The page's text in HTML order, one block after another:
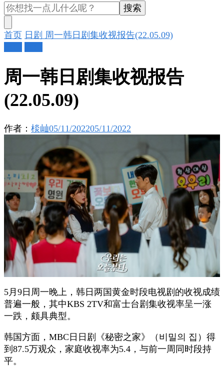
什
么
东
西
吗?
首页 日剧 周一韩日剧集收视报告(22.05.09)
周一韩日剧集收视报告
(22.05.09)
作者： 棪屾05/11/202205/11/2022
5月9日周一晚上，韩日两国黄金时段电视剧的收视成绩
普遍一般，其中KBS 2TV和富士台剧集收视率呈一涨
一跌，颇具典型。
韩国方面，MBC日日剧《秘密之家》（비밀의 집）得
到87.5万观众，家庭收视率为5.4，与前一周同时段持
平。